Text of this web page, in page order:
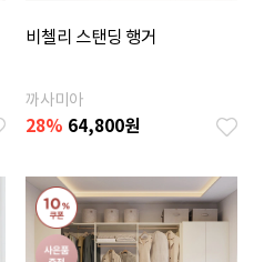
비첼리 스탠딩 행거
까사미아
28% 64,800원